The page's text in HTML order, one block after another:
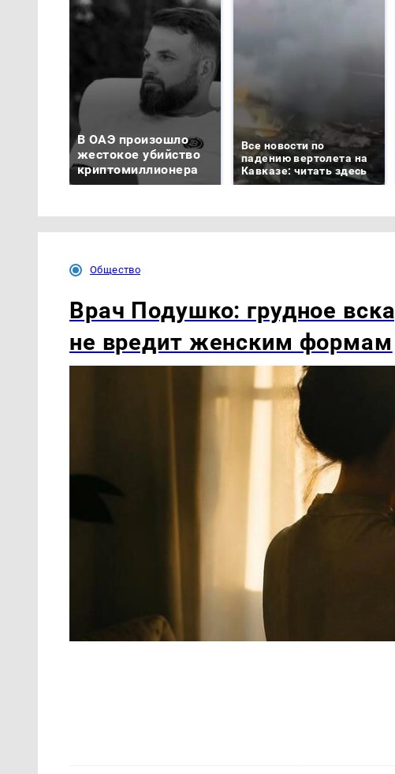
В ОАЭ произошло
жестокое убийство
криптомиллионера
Все новости по
падению вертолета на
Кавказе: читать здесь
Общество
Врач Подушко: грудное
не вредит женским формам